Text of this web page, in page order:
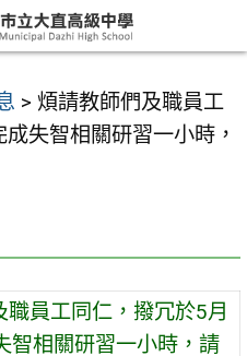
> 煩請教師們及職員工
失智相關研習一小時，
職員工同仁，撥冗於5月
智相關研習一小時，請